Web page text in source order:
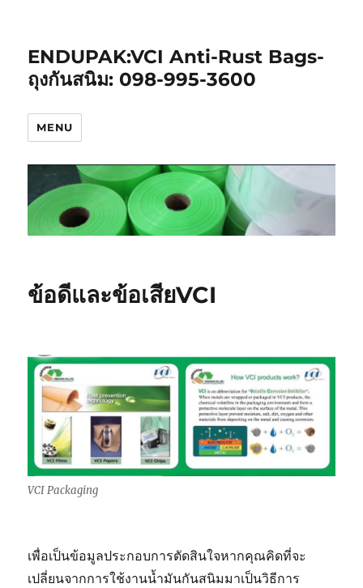
ENDUPAK:VCI Anti-Rust Bags-
ถุงกันสนิม: 098-995-3600
MENU
ข้อดีและข้อเสียVCI
VCI Packaging
เพื่อเป็นข้อมูลประกอบการตัดสินใจหากคุณคิดที่จะ
เปลี่ยนจากการใช้งานน้ำมันกันสนิมมาเป็นวิธีการ